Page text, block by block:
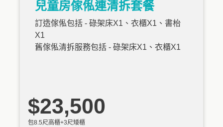
兒童房傢俬連清拆套餐
訂造傢俬包括 - 碌架床X1、衣櫃X1、書枱
X1
舊傢俬清拆服務包括 - 碌架床X1、衣櫃X1
$23,500
包8.5尺高櫃+3尺矮櫃